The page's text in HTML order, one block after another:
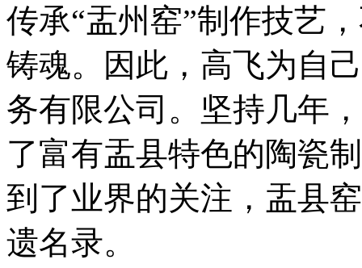
传承“盂州窑”制作技艺
铸魂。因此，高飞为自
务有限公司。坚持几年
了富有盂县特色的陶瓷
到了业界的关注，盂县
遗名录。